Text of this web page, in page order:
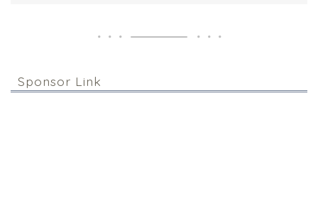
Sponsor Link